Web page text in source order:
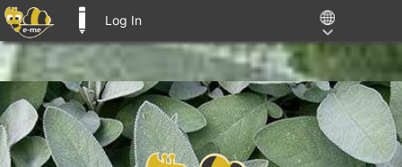
Log In